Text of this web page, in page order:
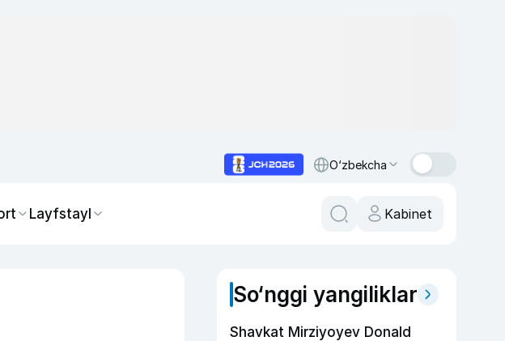
O‘zbekcha
Layfstayl Kabinet
So‘nggi yangiliklar
Shavkat Mirziyoyev Donald